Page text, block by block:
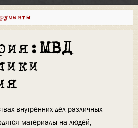
внутренних дел различных
материалы на людей,